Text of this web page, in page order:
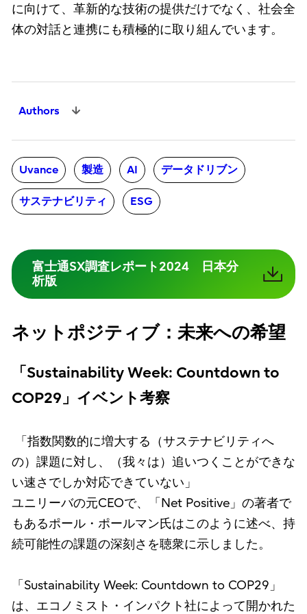
に向けて、革新的な技術の提供だけでなく、社会全
体の対話と連携にも積極的に取り組んでいます。
Authors
Uvance 製造 AI データドリブン
サステナビリティ ESG
富士通SX調査レポート2024 日本分
析版
ネットポジティブ：未来への希望
「Sustainability Week: Countdown to
COP29」イベント考察
「指数関数的に増大する（サステナビリティへ
の）課題に対し、（我々は）追いつくことができな
い速さでしか対応できていない」
ユニリーバの元CEOで、「Net Positive」の著者で
もあるポール・ポールマン氏はこのように述べ、持
続可能性の課題の深刻さを聴衆に示しました。
「Sustainability Week: Countdown to COP29」
は、エコノミスト・インパクト社によって開かれた